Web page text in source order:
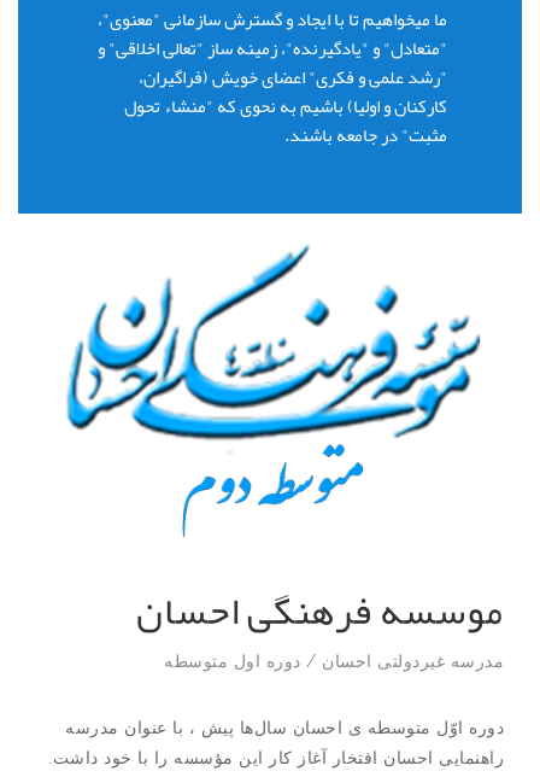
ما میخواهیم تا با ایجاد و گسترش سازمانی "معنوی"،
"متعادل" و "یادگیرنده"، زمینه ساز "تعالی اخلاقی" و
"رشد علمی و فکری" اعضای خویش (فراگیران،
کارکنان و اولیا) باشیم به نحوی که "منشاء تحول
مثبت" در جامعه باشند.
موسسه فرهنگی احسان
مدرسه غیردولتی احسان / دوره اول متوسطه
دوره اوّل متوسطه ی احسان سال‌ها پیش ، با عنوان مدرسه
راهنمایی احسان افتخار آغاز کار این مؤسسه را با خود داشت.